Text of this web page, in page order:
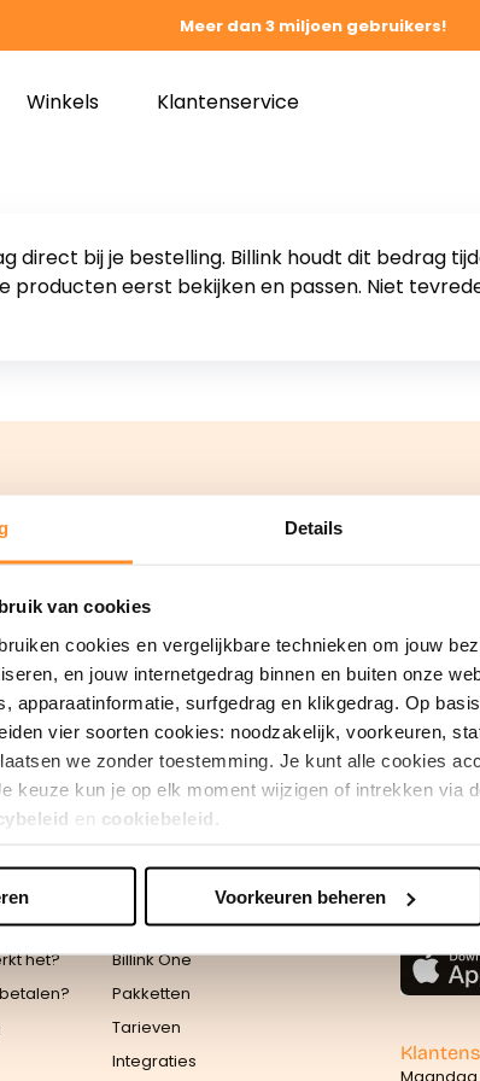
Details
van cookies
cookies en vergelijkbare technieken om jouw
en jouw internetgedrag binnen en buiten onze
apparaatinformatie, surfgedrag en klikgedrag. Op
vier soorten cookies: noodzakelijk, voorkeuren,
we zonder toestemming. Je kunt alle cookies
keuze kun je op elk moment wijzigen of intrekken via
en cookiebeleid.
derden die uw gegevens kunnen ontvangen en
Voorkeuren beheren
Meer dan 3 miljoen gebruikers!
Winkels Klantenservice
direct bij je bestelling. Billink houdt dit bedrag
producten eerst bekijken en passen. Niet
Achteraf betalen doe je veilig en
vertrouwd met Billink!
het?
Zakelijk
Billink One
Pakketten
Tarieven
Integraties